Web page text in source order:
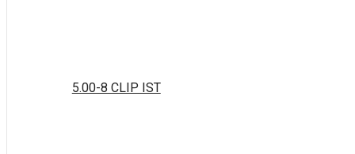
5.00-8 CLIP IST